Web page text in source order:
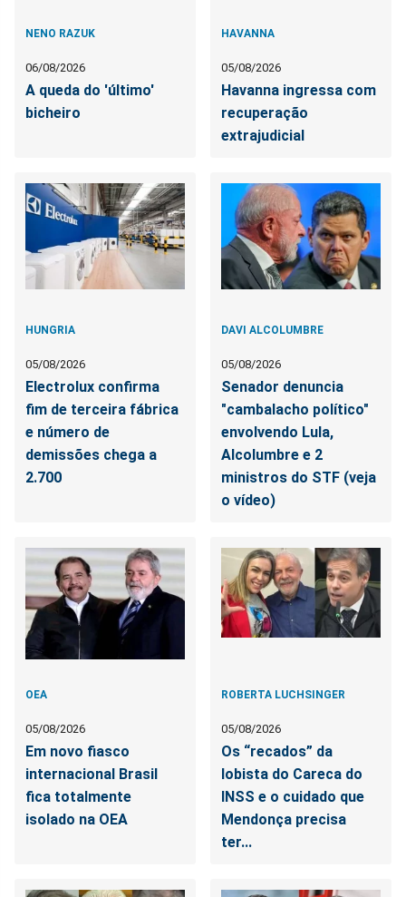
NENO RAZUK
06/08/2026
A queda do 'último'
bicheiro
HAVANNA
05/08/2026
Havanna ingressa com
recuperação
extrajudicial
HUNGRIA
05/08/2026
Electrolux confirma
fim de terceira fábrica
e número de
demissões chega a
2.700
DAVI ALCOLUMBRE
05/08/2026
Senador denuncia
"cambalacho político"
envolvendo Lula,
Alcolumbre e 2
ministros do STF (veja
o vídeo)
OEA
05/08/2026
Em novo fiasco
internacional Brasil
fica totalmente
isolado na OEA
ROBERTA LUCHSINGER
05/08/2026
Os “recados” da
lobista do Careca do
INSS e o cuidado que
Mendonça precisa
ter...